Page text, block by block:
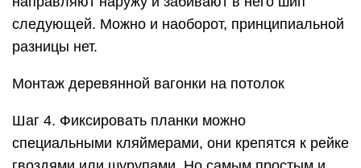
Первую и завершающую панели прибивают
гвоздиками с маленькой шляпкой. Они
загоняется в древесину при помощи добойника.
Потолок, обшитый вагонкой